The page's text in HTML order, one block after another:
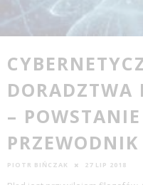
DORADZTWA
–
PIOTR BIŃCZAK 27 LIP 2018